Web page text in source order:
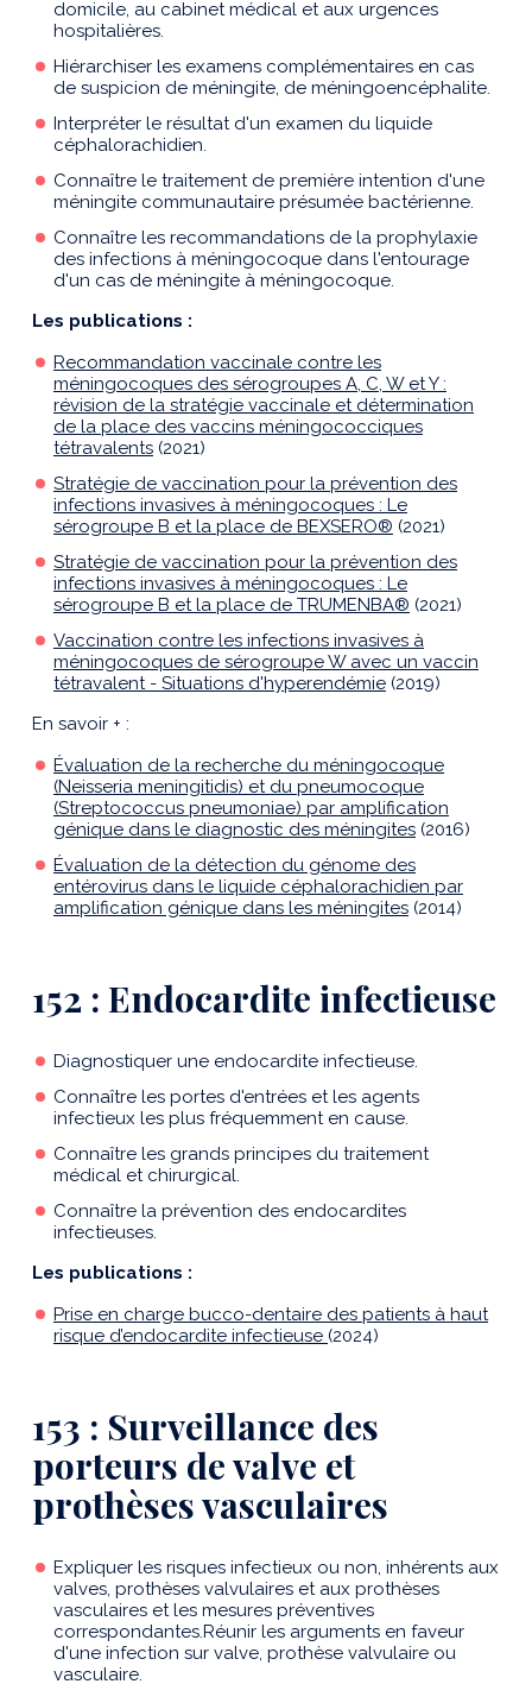
domicile, au cabinet médical et aux urgences
hospitalières.
Hiérarchiser les examens complémentaires en cas
de suspicion de méningite, de méningoencéphalite.
Interpréter le résultat d'un examen du liquide
céphalorachidien.
Connaître le traitement de première intention d'une
méningite communautaire présumée bactérienne.
Connaître les recommandations de la prophylaxie
des infections à méningocoque dans l'entourage
d'un cas de méningite à méningocoque.
Les publications :
Recommandation vaccinale contre les
méningocoques des sérogroupes A, C, W et Y :
révision de la stratégie vaccinale et détermination
de la place des vaccins méningococciques
tétravalents (2021)
Stratégie de vaccination pour la prévention des
infections invasives à méningocoques : Le
sérogroupe B et la place de BEXSERO® (2021)
Stratégie de vaccination pour la prévention des
infections invasives à méningocoques : Le
sérogroupe B et la place de TRUMENBA® (2021)
Vaccination contre les infections invasives à
méningocoques de sérogroupe W avec un vaccin
tétravalent - Situations d'hyperendémie (2019)
En savoir + :
Évaluation de la recherche du méningocoque
(Neisseria meningitidis) et du pneumocoque
(Streptococcus pneumoniae) par amplification
génique dans le diagnostic des méningites (2016)
Évaluation de la détection du génome des
entérovirus dans le liquide céphalorachidien par
amplification génique dans les méningites (2014)
152 : Endocardite infectieuse
Diagnostiquer une endocardite infectieuse.
Connaître les portes d'entrées et les agents
infectieux les plus fréquemment en cause.
Connaître les grands principes du traitement
médical et chirurgical.
Connaître la prévention des endocardites
infectieuses.
Les publications :
Prise en charge bucco-dentaire des patients à haut
risque d’endocardite infectieuse (2024)
153 : Surveillance des
porteurs de valve et
prothèses vasculaires
Expliquer les risques infectieux ou non, inhérents aux
valves, prothèses valvulaires et aux prothèses
vasculaires et les mesures préventives
correspondantes.Réunir les arguments en faveur
d'une infection sur valve, prothèse valvulaire ou
vasculaire.